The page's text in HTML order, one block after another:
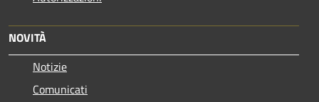
NOVITÀ
Notizie
Comunicati